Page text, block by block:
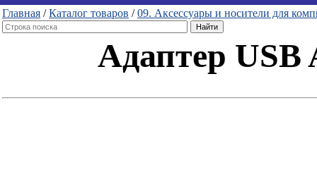
Главная /Каталог товаров /09. Аксессуары и носители для
Адаптер